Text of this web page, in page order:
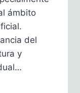
ámbito
del
y